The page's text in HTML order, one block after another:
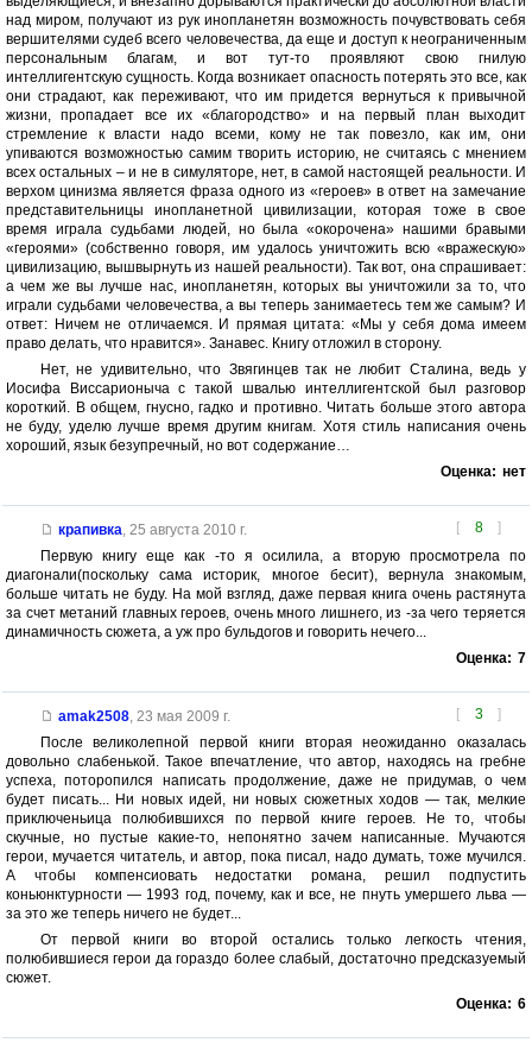
над миром, получают из рук инопланетян возможность почувствовать себя
вершителями судеб всего человечества, да еще и доступ к неограниченным
персональным благам, и вот тут-то проявляют свою гнилую
интеллигентскую сущность. Когда возникает опасность потерять это все, как
они страдают, как переживают, что им придется вернуться к привычной
жизни, пропадает все их «благородство» и на первый план выходит
стремление к власти надо всеми, кому не так повезло, как им, они
упиваются возможностью самим творить историю, не считаясь с мнением
всех остальных – и не в симуляторе, нет, в самой настоящей реальности. И
верхом цинизма является фраза одного из «героев» в ответ на замечание
представительницы инопланетной цивилизации, которая тоже в свое
время играла судьбами людей, но была «окорочена» нашими бравыми
«героями» (собственно говоря, им удалось уничтожить всю «вражескую»
цивилизацию, вышвырнуть из нашей реальности). Так вот, она спрашивает:
а чем же вы лучше нас, инопланетян, которых вы уничтожили за то, что
играли судьбами человечества, а вы теперь занимаетесь тем же самым? И
ответ: Ничем не отличаемся. И прямая цитата: «Мы у себя дома имеем
право делать, что нравится». Занавес. Книгу отложил в сторону.
Нет, не удивительно, что Звягинцев так не любит Сталина, ведь у
Иосифа Виссарионыча с такой швалью интеллигентской был разговор
короткий. В общем, гнусно, гадко и противно. Читать больше этого автора
не буду, уделю лучше время другим книгам. Хотя стиль написания очень
хороший, язык безупречный, но вот содержание…
Оценка: нет
[ 8 ]
крапивка 25 августа 2010 г.
Первую книгу еще как -то я осилила, а вторую просмотрела по
диагонали(поскольку сама историк, многое бесит), вернула знакомым,
больше читать не буду. На мой взгляд, даже первая книга очень растянута
за счет метаний главных героев, очень много лишнего, из -за чего теряется
динамичность сюжета, а уж про бульдогов и говорить нечего...
Оценка: 7
[ 3 ]
amak2508, 23 мая 2009 г.
После великолепной первой книги вторая неожиданно оказалась
довольно слабенькой. Такое впечатление, что автор, находясь на гребне
успеха, поторопился написать продолжение, даже не придумав, о чем
будет писать... Ни новых идей, ни новых сюжетных ходов — так, мелкие
приключеньица полюбившихся по первой книге героев. Не то, чтобы
скучные, но пустые какие-то, непонятно зачем написанные. Мучаются
герои, мучается читатель, и автор, пока писал, надо думать, тоже мучился.
А чтобы компенсиовать недостатки романа, решил подпустить
коньюнктурности — 1993 год, почему, как и все, не пнуть умершего льва —
за это же теперь ничего не будет...
От первой книги во второй остались только легкость чтения,
полюбившиеся герои да гораздо более слабый, достаточно предсказуемый
сюжет.
Оценка: 6